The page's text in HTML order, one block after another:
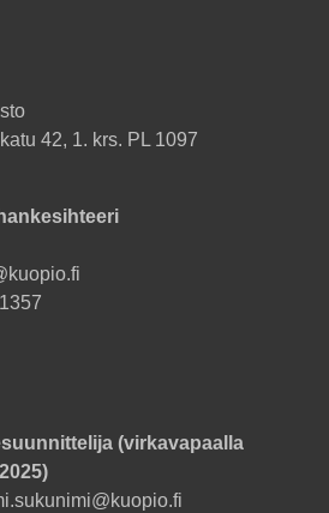
42, 1. krs. PL 1097
(virkavapaalla